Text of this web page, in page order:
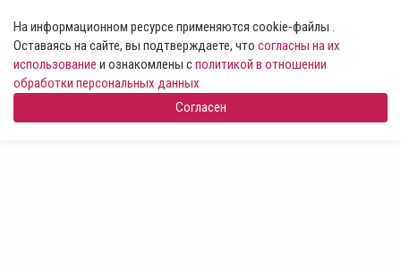
На информационном ресурсе применяются cookie-файлы .
Оставаясь на сайте, вы подтверждаете, что согласны на их
использование и ознакомлены сполитикой в отношении
обработки персональных данных
Согласен